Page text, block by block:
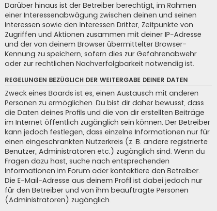
Darüber hinaus ist der Betreiber berechtigt, im Rahmen
einer Interessenabwägung zwischen deinen und seinen
Interessen sowie den Interessen Dritter, Zeitpunkte von
Zugriffen und Aktionen zusammen mit deiner IP-Adresse
und der von deinem Browser übermittelter Browser-
Kennung zu speichern, sofern dies zur Gefahrenabwehr
oder zur rechtlichen Nachverfolgbarkeit notwendig ist.
REGELUNGEN BEZÜGLICH DER WEITERGABE DEINER DATEN
Zweck eines Boards ist es, einen Austausch mit anderen
Personen zu ermöglichen. Du bist dir daher bewusst, dass
die Daten deines Profils und die von dir erstellten Beiträge
im Internet öffentlich zugänglich sein können. Der Betreiber
kann jedoch festlegen, dass einzelne Informationen nur für
einen eingeschränkten Nutzerkreis (z. B. andere registrierte
Benutzer, Administratoren etc.) zugänglich sind. Wenn du
Fragen dazu hast, suche nach entsprechenden
Informationen im Forum oder kontaktiere den Betreiber.
Die E-Mail-Adresse aus deinem Profil ist dabei jedoch nur
für den Betreiber und von ihm beauftragte Personen
(Administratoren) zugänglich.